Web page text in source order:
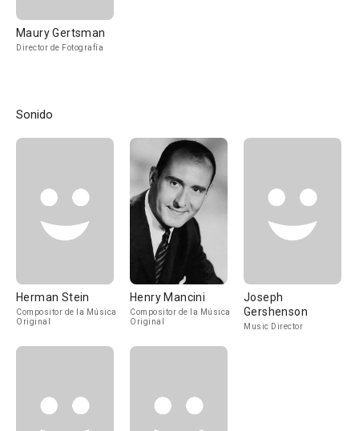
Maury Gertsman
Director de Fotografía
Sonido
Herman Stein
Compositor de la Música
Original
Henry Mancini
Compositor de la Música
Original
Joseph
Gershenson
Music Director